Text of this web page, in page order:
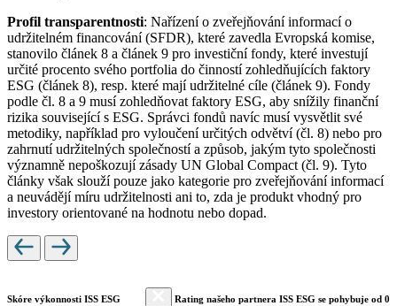
Profil transparentnosti: Nařízení o zveřejňování informací o
udržitelném financování (SFDR), které zavedla Evropská komise,
stanovilo článek 8 a článek 9 pro investiční fondy, které investují
určité procento svého portfolia do činností zohledňujících faktory
ESG (článek 8), resp. které mají udržitelné cíle (článek 9). Fondy
podle čl. 8 a 9 musí zohledňovat faktory ESG, aby snížily finanční
rizika související s ESG. Správci fondů navíc musí vysvětlit své
metodiky, například pro vyloučení určitých odvětví (čl. 8) nebo pro
zahrnutí udržitelných společností a způsob, jakým tyto společnosti
významně nepoškozují zásady UN Global Compact (čl. 9). Tyto
články však slouží pouze jako kategorie pro zveřejňování informací
a neuvádějí míru udržitelnosti ani to, zda je produkt vhodný pro
investory orientované na hodnotu nebo dopad.
Skóre výkonnosti ISS ESG
Rating našeho partnera ISS ESG se pohybuje od 0